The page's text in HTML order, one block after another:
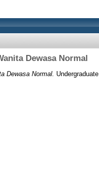
Dewasa Normal
Dewasa Normal.
Undergraduate